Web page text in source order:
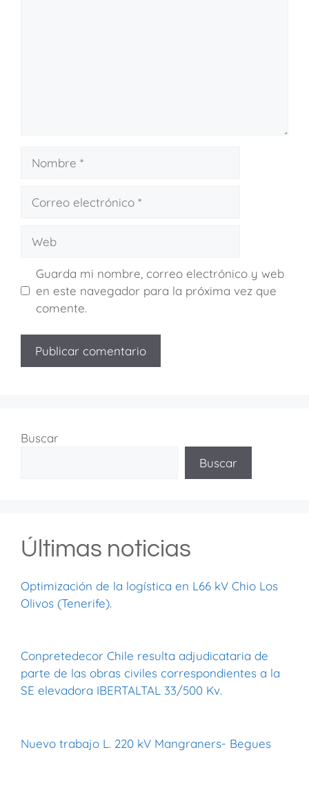
Guarda mi nombre, correo electrónico y web
en este navegador para la próxima vez que
comente.
Buscar
Buscar
Últimas noticias
Optimización de la logística en L66 kV Chio Los
Olivos (Tenerife).
Conpretedecor Chile resulta adjudicataria de
parte de las obras civiles correspondientes a la
SE elevadora IBERTALTAL 33/500 Kv.
Nuevo trabajo L. 220 kV Mangraners- Begues